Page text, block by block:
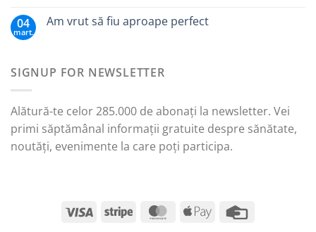
04
mart.
Am vrut să fiu aproape perfect
SIGNUP FOR NEWSLETTER
Alătură-te celor 285.000 de abonați la newsletter. Vei
primi săptămânal informații gratuite despre sănătate,
noutăți, evenimente la care poți participa.